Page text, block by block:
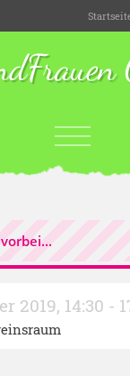
2019, 14:30 -